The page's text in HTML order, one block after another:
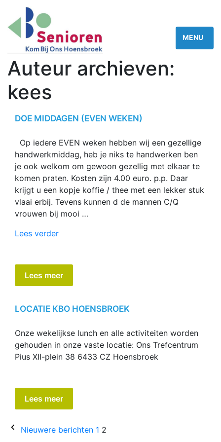
Auteur archieven:
kees
DOE MIDDAGEN (EVEN WEKEN)
Op iedere EVEN weken hebben wij een gezellige
handwerkmiddag, heb je niks te handwerken ben
je ook welkom om gewoon gezellig met elkaar te
komen praten. Kosten zijn 4.00 euro. p.p. Daar
krijgt u een kopje koffie / thee met een lekker stuk
vlaai erbij. Tevens kunnen d de mannen C/Q
vrouwen bij mooi …
Lees verder“Doe
weken)”
Lees meer
LOCATIE KBO HOENSBROEK
Onze wekelijkse lunch en alle activiteiten worden
gehouden in onze vaste locatie: Ons Trefcentrum
Pius XII-plein 38 6433 CZ Hoensbroek
Lees meer
Berichten
Nieuwere berichten 1 2